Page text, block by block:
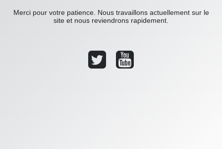
Merci pour votre patience. Nous travaillons actuellement sur le
site et nous reviendrons rapidement.